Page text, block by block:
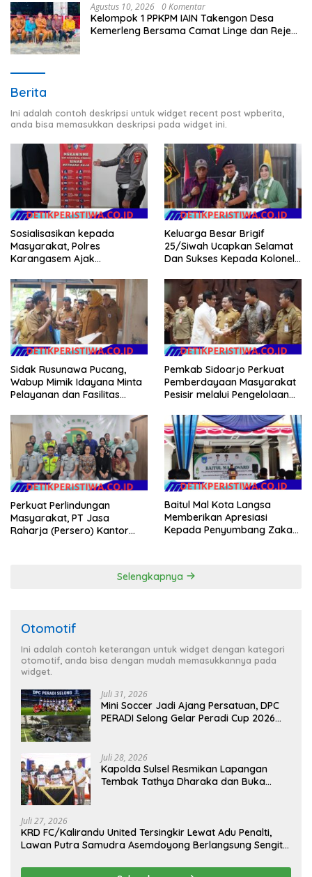
Agustus 10, 2026 0 Komentar
Kelompok 1 PPKPM IAIN Takengon Desa
Kemerleng Bersama Camat Linge dan Reje
Berita
Ini adalah contoh deskripsi untuk widget recent post wpberita,
anda bisa memasukkan deskripsi pada widget ini.
Sosialisasikan kepada
Masyarakat, Polres
Karangasem Ajak
Layanan SIM Online SINAR
Keluarga Besar Brigif
25/Siwah Ucapkan Selamat
Dan Sukses Kepada Kolonel
M.AP
Sidak Rusunawa Pucang,
Wabup Mimik Idayana Minta
Pelayanan dan Fasilitas
Pemkab Sidoarjo Perkuat
Pemberdayaan Masyarakat
Pesisir melalui Pengelolaan
Perkuat Perlindungan
Masyarakat, PT Jasa
Raharja (Persero) Kantor
Baitul Mal Kota Langsa
Memberikan Apresiasi
Kepada Penyumbang Zakat
Selengkapnya
Otomotif
Ini adalah contoh keterangan untuk widget dengan kategori
otomotif, anda bisa dengan mudah memasukkannya pada
widget.
Juli 31, 2026
Mini Soccer Jadi Ajang Persatuan, DPC
PERADI Selong Gelar Peradi Cup 2026
Juli 28, 2026
Kapolda Sulsel Resmikan Lapangan
Tembak Tathya Dharaka dan Buka
Juli 27, 2026
KRD FC/Kalirandu United Tersingkir Lewat Adu Penalti,
Lawan Putra Samudra Asemdoyong Berlangsung Sengit